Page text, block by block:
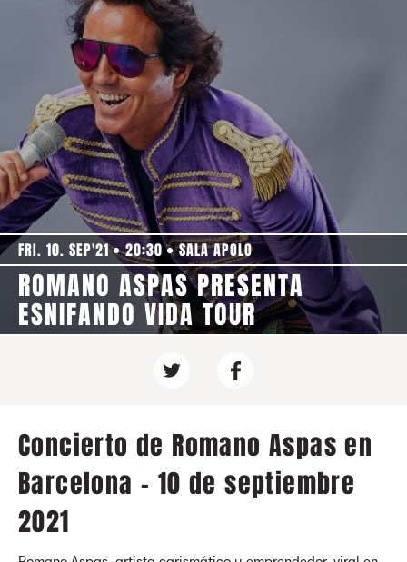
FRI. 10. SEP'21 20:30 SALA APOLO
ROMANO ASPAS PRESENTA
ESNIFANDO VIDA TOUR
Concierto de Romano Aspas en
Barcelona - 10 de septiembre
2021